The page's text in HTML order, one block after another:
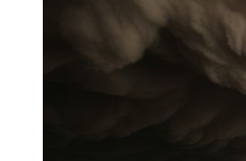
Мөслим
100,0 FM